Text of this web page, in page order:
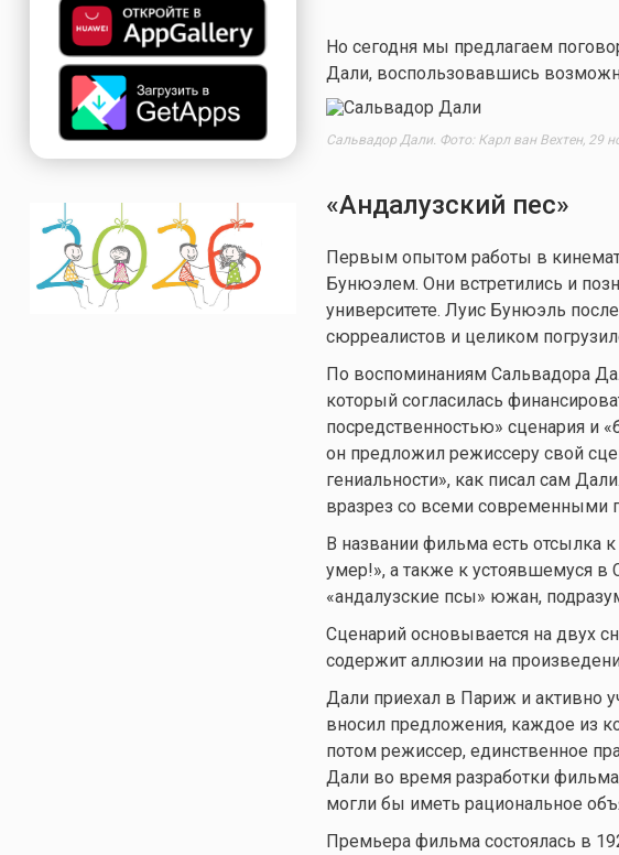
Но сегодня мы предлагаем
Дали, воспользовавшись
Сальвадор Дали. Фото: Карл ван Вехтен, 29
«Андалузский пес»
Первым опытом работы в
Бунюэлем. Они встретились и
университете. Луис Бунюэль
сюрреалистов и целиком
По воспоминаниям Сальвадора
который согласилась
посредственностью» сценария и
он предложил режиссеру свой
гениальности», как писал сам
вразрез со всеми современными
В названии фильма есть отсылка
умер!», а также к устоявшемуся
«андалузские псы» южан,
Сценарий основывается на двух
содержит аллюзии на
Дали приехал в Париж и активно
вносил предложения, каждое из
потом режиссер, единственное
Дали во время разработки
могли бы иметь рациональное
Премьера фильма состоялась в